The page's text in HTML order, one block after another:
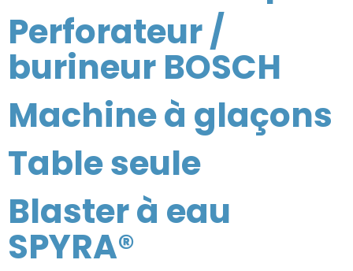
Perforateur /
burineur BOSCH
Machine à glaçons
Table seule
Blaster à eau
SPYRA®